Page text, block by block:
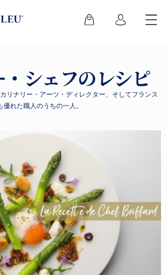
・シェフのレシピ
リナリー・アーツ・ディレクター、そしてフランス
優れた職人のうちの一人。